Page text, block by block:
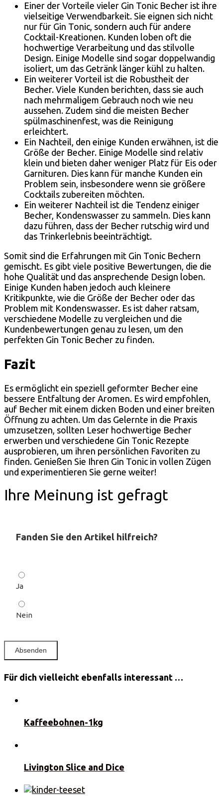
Einer der Vorteile vieler Gin Tonic Becher ist ihre
vielseitige Verwendbarkeit. Sie eignen sich nicht
nur für Gin Tonic, sondern auch für andere
Cocktail-Kreationen. Kunden loben oft die
hochwertige Verarbeitung und das stilvolle
Design. Einige Modelle sind sogar doppelwandig
isoliert, um das Getränk länger kühl zu halten.
Ein weiterer Vorteil ist die Robustheit der
Becher. Viele Kunden berichten, dass sie auch
nach mehrmaligem Gebrauch noch wie neu
aussehen. Zudem sind die meisten Becher
spülmaschinenfest, was die Reinigung
erleichtert.
Ein Nachteil, den einige Kunden erwähnen, ist die
Größe der Becher. Einige Modelle sind relativ
klein und bieten daher weniger Platz für Eis oder
Garnituren. Dies kann für manche Kunden ein
Problem sein, insbesondere wenn sie größere
Cocktails zubereiten möchten.
Ein weiterer Nachteil ist die Tendenz einiger
Becher, Kondenswasser zu sammeln. Dies kann
dazu führen, dass der Becher rutschig wird und
das Trinkerlebnis beeinträchtigt.
Somit sind die Erfahrungen mit Gin Tonic Bechern
gemischt. Es gibt viele positive Bewertungen, die die
hohe Qualität und das ansprechende Design loben.
Einige Kunden haben jedoch auch kleinere
Kritikpunkte, wie die Größe der Becher oder das
Problem mit Kondenswasser. Es ist daher ratsam,
verschiedene Modelle zu vergleichen und die
Kundenbewertungen genau zu lesen, um den
perfekten Gin Tonic Becher zu finden.
Fazit
Es ermöglicht ein speziell geformter Becher eine
bessere Entfaltung der Aromen. Es wird empfohlen,
auf Becher mit einem dicken Boden und einer breiten
Öffnung zu achten. Um das Gelernte in die Praxis
umzusetzen, sollten Leser hochwertige Becher
erwerben und verschiedene Gin Tonic Rezepte
ausprobieren, um ihren persönlichen Favoriten zu
finden. Genießen Sie Ihren Gin Tonic in vollen Zügen
und experimentieren Sie gerne weiter!
Ihre Meinung ist gefragt
Fanden Sie den Artikel hilfreich?
Ja
Nein
Für dich vielleicht ebenfalls interessant …
Kaffeebohnen-1kg
Livington Slice and Dice